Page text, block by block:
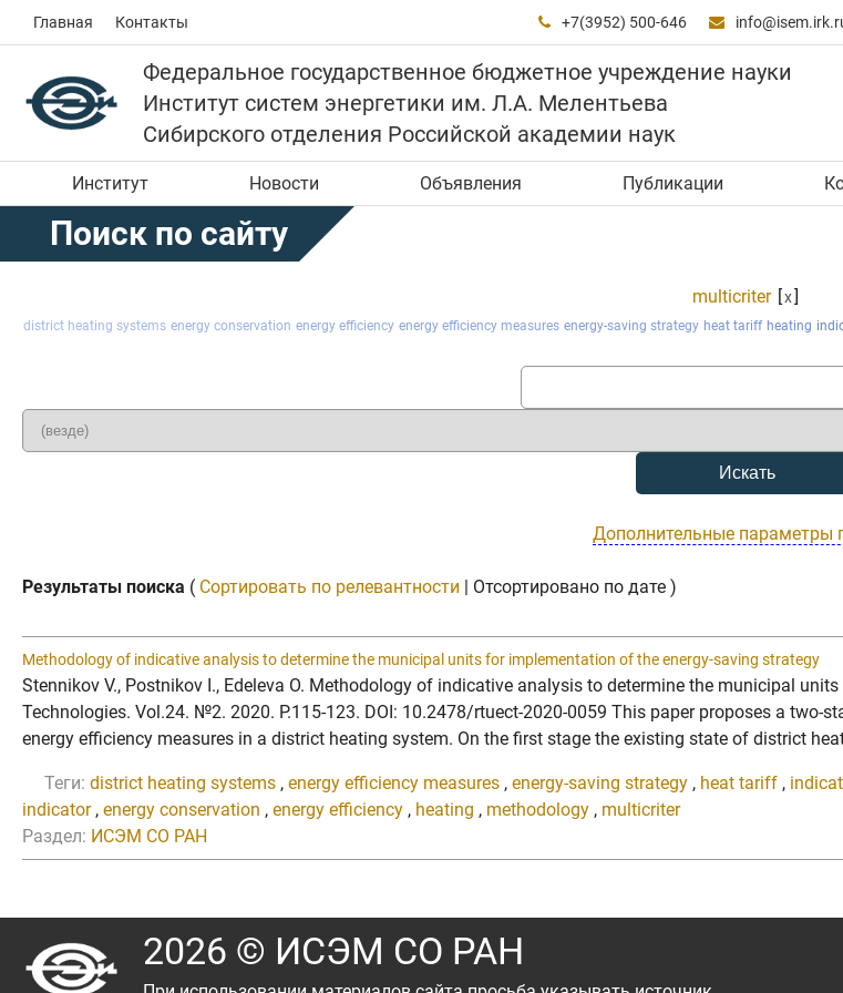
Главная Контакты  +7(3952) 500-646 
Федеральное государственное бюджетное учреждение науки
Институт систем энергетики им. Л.А. Мелентьева
Сибирского отделения Российской академии наук
Институт Новости Объявления Публикации
Поиск по сайту
multicriter [x]
district heating systems energy conservation energy efficiency energy efficiency measures energy-saving strategy heat tariff heating
Дополнительные параметры
Результаты поиска ( Сортировать по релевантности | Отсортировано по дате )
Methodology of indicative analysis to determine the municipal units for implementation of the energy-saving strategy
Stennikov V., Postnikov I., Edeleva O. Methodology of indicative analysis to determine the municipal
Technologies. Vol.24. №2. 2020. P.115-123. DOI: 10.2478/rtuect-2020-0059 This paper proposes a
energy efficiency measures in a district heating system. On the first stage the existing state of district
Теги: district heating systems , energy efficiency measures , energy-saving strategy , heat tariff ,
indicator, energy conservation , energy efficiency , heating , methodology , multicriter
Раздел: ИСЭМ СО РАН
2026 © ИСЭМ СО РАН